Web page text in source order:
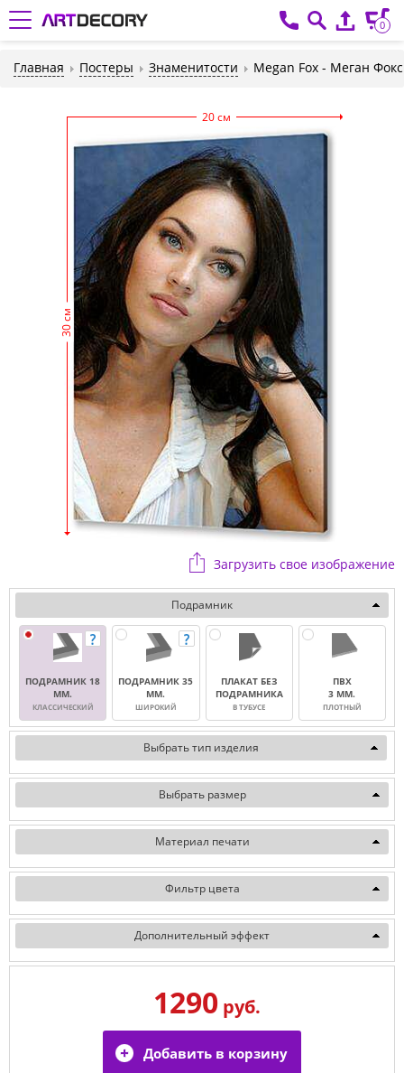
0
Главная Постеры Знаменитости Megan Fox - Меган Фокс
20 см
30 см
Загрузить свое изображение
Подрамник
ПОДРАМНИК 18
ММ.
КЛАССИЧЕСКИЙ
ПОДРАМНИК 35
ММ.
ШИРОКИЙ
ПЛАКАТ БЕЗ
ПОДРАМНИКА
В ТУБУСЕ
ПВХ
3 ММ.
ПЛОТНЫЙ
Выбрать тип изделия
Выбрать размер
Материал печати
Фильтр цвета
Дополнительный эффект
1290руб.